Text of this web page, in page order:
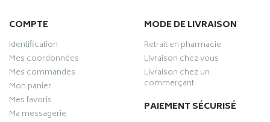
COMPTE
Identification
Mes coordonnées
Mes commandes
Mon panier
Mes favoris
Ma messagerie
MODE DE LIVRAISON
Retrait en pharmacie
Livraison chez vous
Livraison chez un
commerçant
PAIEMENT SÉCURISÉ